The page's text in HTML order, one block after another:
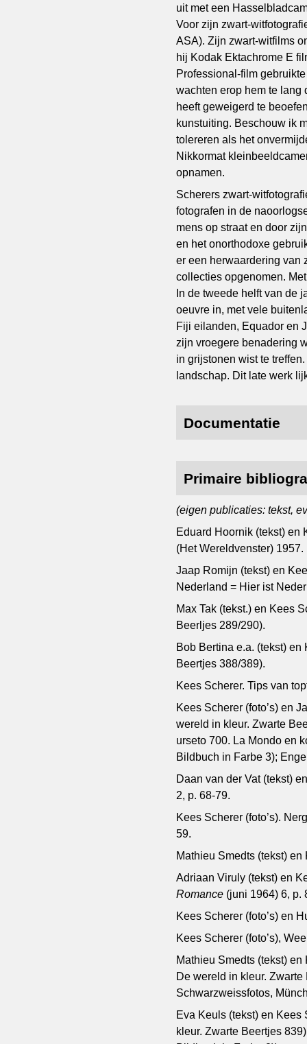
uit met een
Voor zijn zwart-
ASA). Zijn zwart-witfilms
hij Kodak Ektachrome E
Professional-film
wachten erop hem te
heeft geweigerd te
kunstuiting. Beschouw ik
tolereren als het
Nikkormat
opnamen.
Scherers zwart-
fotografen in de
mens op straat en door
en het onorthodoxe
er een herwaardering van
collecties opgenomen.
In de tweede helft van de
oeuvre in, met vele
Fiji eilanden, Equador en
zijn vroegere benadering
in grijstonen wist te
landschap. Dit late werk
Documentatie
Primaire
(eigen publicaties: tekst,
Eduard Hoornik (tekst) en
(Het Wereldvenster) 1957.
Jaap Romijn (tekst) en
Nederland = Hier ist
Max Tak (tekst.) en Kees
Beerljes 289/290).
Bob Bertina e.a. (tekst) en
Beertjes 388/389).
Kees Scherer. Tips van
Kees Scherer (foto’s) en
wereld in kleur. Zwarte
urseto 700. La Mondo en
Bildbuch in Farbe 3);
Daan van der Vat (tekst)
2, p. 68-79.
Kees Scherer (foto’s).
59.
Mathieu Smedts (tekst)
Adriaan Viruly (tekst) en
Romance (juni 1964) 6, p.
Kees Scherer (foto’s) en
Kees Scherer (foto’s),
Mathieu Smedts (tekst) en
De wereld in kleur.
Schwarzweissfotos,
Eva Keuls (tekst) en Kees
kleur. Zwarte Beertjes